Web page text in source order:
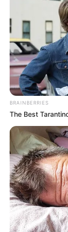
ราศี มังกร (14
ความรักไม่ควร
รักใครอยู่ ต้องส
ถ้ามีคู่แล้วนับว่า
เด็กมายั่ว กลาง
ตกหลุมรักไปหม
แล้วระวังจะโด
หมด คนที่เรารั
ชอบคุณ ถ้ามีคู่แ
ราศีกุมภ์ (14
BRAINBERRIES
The Best